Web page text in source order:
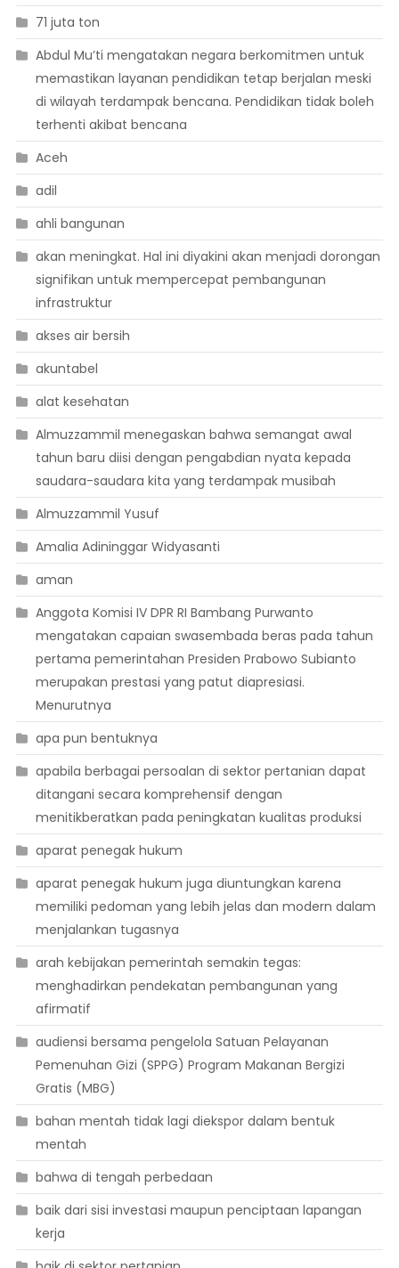
71 juta ton
Abdul Mu’ti mengatakan negara berkomitmen untuk
memastikan layanan pendidikan tetap berjalan meski
di wilayah terdampak bencana. Pendidikan tidak boleh
terhenti akibat bencana
Aceh
adil
ahli bangunan
akan meningkat. Hal ini diyakini akan menjadi dorongan
signifikan untuk mempercepat pembangunan
infrastruktur
akses air bersih
akuntabel
alat kesehatan
Almuzzammil menegaskan bahwa semangat awal
tahun baru diisi dengan pengabdian nyata kepada
saudara-saudara kita yang terdampak musibah
Almuzzammil Yusuf
Amalia Adininggar Widyasanti
aman
Anggota Komisi IV DPR RI Bambang Purwanto
mengatakan capaian swasembada beras pada tahun
pertama pemerintahan Presiden Prabowo Subianto
merupakan prestasi yang patut diapresiasi.
Menurutnya
apa pun bentuknya
apabila berbagai persoalan di sektor pertanian dapat
ditangani secara komprehensif dengan
menitikberatkan pada peningkatan kualitas produksi
aparat penegak hukum
aparat penegak hukum juga diuntungkan karena
memiliki pedoman yang lebih jelas dan modern dalam
menjalankan tugasnya
arah kebijakan pemerintah semakin tegas:
menghadirkan pendekatan pembangunan yang
afirmatif
audiensi bersama pengelola Satuan Pelayanan
Pemenuhan Gizi (SPPG) Program Makanan Bergizi
Gratis (MBG)
bahan mentah tidak lagi diekspor dalam bentuk
mentah
bahwa di tengah perbedaan
baik dari sisi investasi maupun penciptaan lapangan
kerja